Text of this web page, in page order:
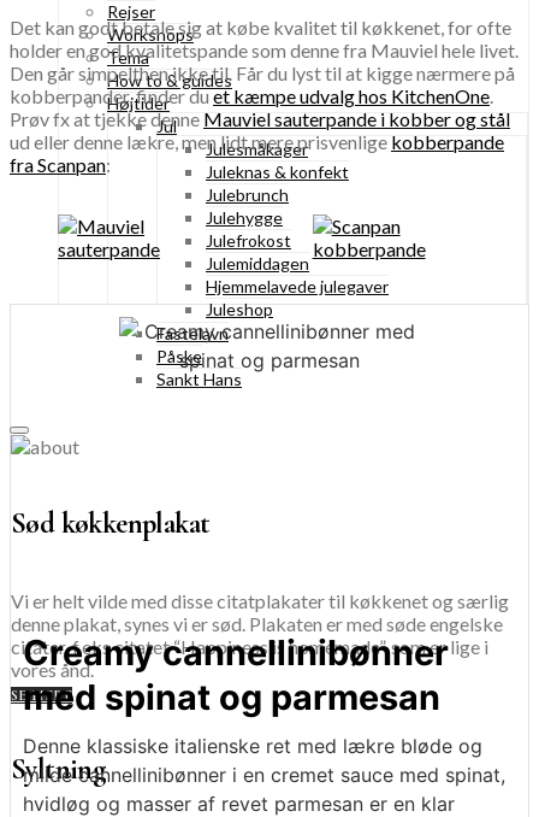
Rejser
Workshops
Tema
How to & guides
Højtider
Jul
Julesmåkager
Juleknas & konfekt
Julebrunch
Julehygge
Julefrokost
Julemiddagen
Hjemmelavede julegaver
Juleshop
Fastelavn
Påske
Sankt Hans
Sød køkkenplakat
Vi er helt vilde med disse citatplakater til køkkenet og særlig
denne plakat, synes vi er sød. Plakaten er med søde engelske
citater, f.eks citatet “Happiness is homemade”, som er lige i
vores ånd.
SE MERE
Syltning
Det kan godt betale sig at købe kvalitet til køkkenet, for ofte
holder en god kvalitetspande som denne fra Mauviel hele livet.
Den går simpelthen ikke til. Får du lyst til at kigge nærmere på
kobberpander, finder duet kæmpe udvalg hos KitchenOne.
Prøv fx at tjekke denne Mauviel sauterpande i kobber og stål
ud eller denne lækre, men lidt mere prisvenlige kobberpande
fra Scanpan:
Creamy cannellinibønner
med spinat og parmesan
Denne klassiske italienske ret med lækre bløde og
milde cannellinibønner i en cremet sauce med spinat,
hvidløg og masser af revet parmesan er en klar